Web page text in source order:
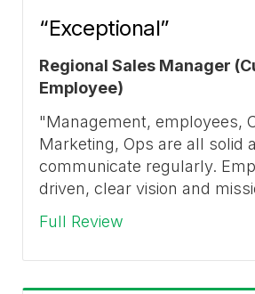
“Exceptional”
Regional Sales Manager
Employee)
"Management, employees,
Marketing, Ops are all solid
communicate regularly.
driven, clear vision and
Full Review